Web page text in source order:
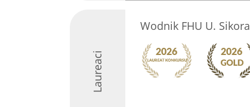
Laureaci
Wodnik FHU U. Sikora